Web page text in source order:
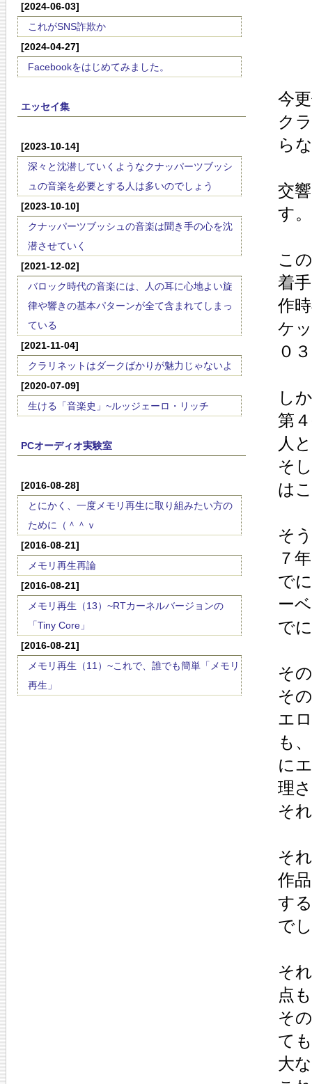
[2024-06-03]
これがSNS詐欺か
[2024-04-27]
Facebookをはじめてみました。
エッセイ集
[2023-10-14]
深々と沈潜していくようなクナッパーツブッシ
ュの音楽を必要とする人は多いのでしょう
[2023-10-10]
クナッパーツブッシュの音楽は聞き手の心を沈
潜させていく
[2021-12-02]
バロック時代の音楽には、人の耳に心地よい旋
律や響きの基本パターンが全て含まれてしまっ
ている
[2021-11-04]
クラリネットはダークばかりが魅力じゃないよ
[2020-07-09]
生ける「音楽史」~ルッジェーロ・リッチ
PCオーディオ実験室
[2016-08-28]
とにかく、一度メモリ再生に取り組みたい方の
ために（＾＾ｖ
[2016-08-21]
メモリ再生再論
[2016-08-21]
メモリ再生（13）~RTカーネルバージョンの
「Tiny Core」
[2016-08-21]
メモリ再生（11）~これで、誰でも簡単「メモリ
再生」
今
ク
ら
交
す。
こ
着
作
ケ
０
し
第
人
そ
は
そ
７
で
ー
で
そ
そ
エ
も
に
理
そ
そ
作
す
で
そ
点
そ
て
大